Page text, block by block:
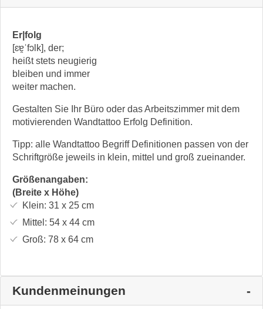
Er|folg
[ɛɐ̯ˈfɔlk], der;
heißt stets neugierig
bleiben und immer
weiter machen.
Gestalten Sie Ihr Büro oder das Arbeitszimmer mit dem
motivierenden Wandtattoo Erfolg Definition.
Tipp: alle Wandtattoo Begriff Definitionen passen von der
Schriftgröße jeweils in klein, mittel und groß zueinander.
Größenangaben:
(Breite x Höhe)
Klein: 31 x 25cm
Mittel: 54 x 44cm
Groß: 78 x 64cm
Kundenmeinungen